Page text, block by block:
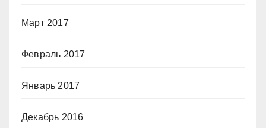
Март 2017
Февраль 2017
Январь 2017
Декабрь 2016